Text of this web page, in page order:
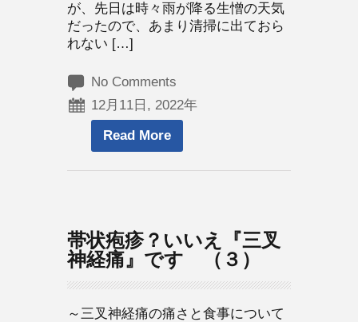
が、先日は時々雨が降る生憎の天気
だったので、あまり清掃に出ておら
れない […]
No Comments
12月11日, 2022年
Read More
帯状疱疹？いいえ『三叉
神経痛』です （３）
～三叉神経痛の痛さと食事について